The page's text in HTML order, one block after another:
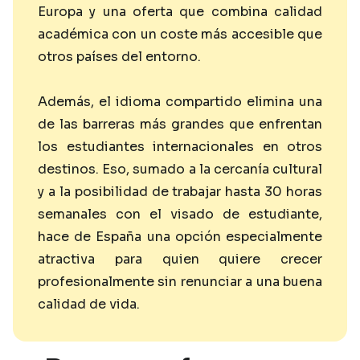
Europa y una oferta que combina calidad
académica con un coste más accesible que
otros países del entorno.
Además, el idioma compartido elimina una
de las barreras más grandes que enfrentan
los estudiantes internacionales en otros
destinos. Eso, sumado a la cercanía cultural
y a la posibilidad de trabajar hasta 30 horas
semanales con el visado de estudiante,
hace de España una opción especialmente
atractiva para quien quiere crecer
profesionalmente sin renunciar a una buena
calidad de vida.